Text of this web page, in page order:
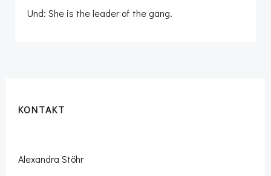
Und: She is the leader of the gang.
KONTAKT
Alexandra Stöhr